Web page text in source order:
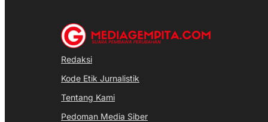
Redaksi
Kode Etik Jurnalistik
Tentang Kami
Pedoman Media Siber